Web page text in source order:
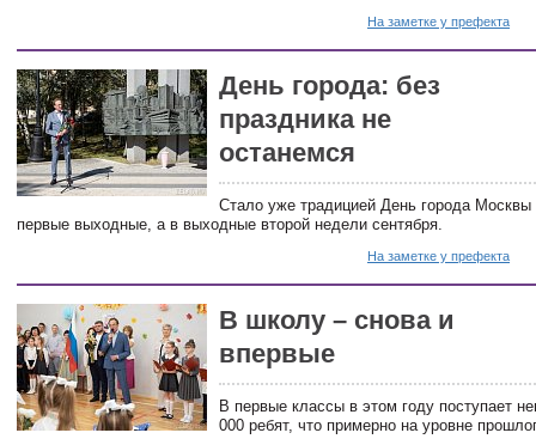
На заметке у префекта
День города: без
праздника не
останемся
Стало уже традицией День города Москвы
первые выходные, а в выходные второй недели сентября.
На заметке у префекта
В школу – снова и
впервые
В первые классы в этом году поступает
000 ребят, что примерно на уровне